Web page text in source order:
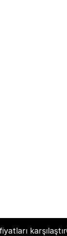
karşılaştır